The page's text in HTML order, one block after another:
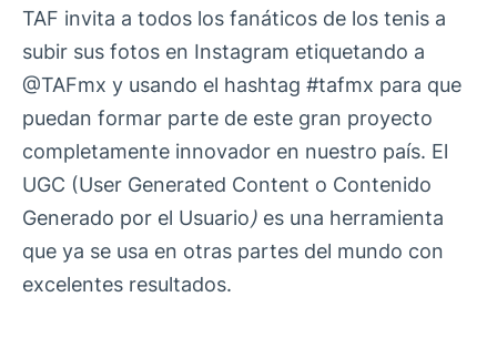
TAF invita a todos los fanáticos de los tenis a
subir sus fotos en Instagram etiquetando a
@TAFmx y usando el hashtag #tafmx para que
puedan formar parte de este gran proyecto
completamente innovador en nuestro país. El
UGC (User Generated Content o Contenido
Generado por el Usuario) es una herramienta
que ya se usa en otras partes del mundo con
excelentes resultados.